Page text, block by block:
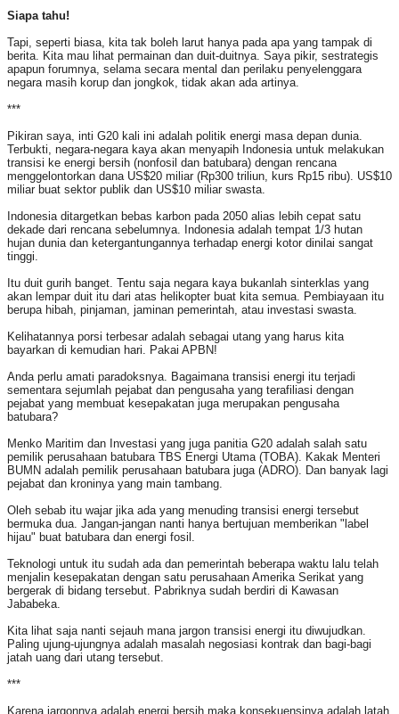
Siapa tahu!
Tapi, seperti biasa, kita tak boleh larut hanya pada apa yang tampak di
berita. Kita mau lihat permainan dan duit-duitnya. Saya pikir, sestrategis
apapun forumnya, selama secara mental dan perilaku penyelenggara
negara masih korup dan jongkok, tidak akan ada artinya.
***
Pikiran saya, inti G20 kali ini adalah politik energi masa depan dunia.
Terbukti, negara-negara kaya akan menyapih Indonesia untuk melakukan
transisi ke energi bersih (nonfosil dan batubara) dengan rencana
menggelontorkan dana US$20 miliar (Rp300 triliun, kurs Rp15 ribu). US$10
miliar buat sektor publik dan US$10 miliar swasta.
Indonesia ditargetkan bebas karbon pada 2050 alias lebih cepat satu
dekade dari rencana sebelumnya. Indonesia adalah tempat 1/3 hutan
hujan dunia dan ketergantungannya terhadap energi kotor dinilai sangat
tinggi.
Itu duit gurih banget. Tentu saja negara kaya bukanlah sinterklas yang
akan lempar duit itu dari atas helikopter buat kita semua. Pembiayaan itu
berupa hibah, pinjaman, jaminan pemerintah, atau investasi swasta.
Kelihatannya porsi terbesar adalah sebagai utang yang harus kita
bayarkan di kemudian hari. Pakai APBN!
Anda perlu amati paradoksnya. Bagaimana transisi energi itu terjadi
sementara sejumlah pejabat dan pengusaha yang terafiliasi dengan
pejabat yang membuat kesepakatan juga merupakan pengusaha
batubara?
Menko Maritim dan Investasi yang juga panitia G20 adalah salah satu
pemilik perusahaan batubara TBS Energi Utama (TOBA). Kakak Menteri
BUMN adalah pemilik perusahaan batubara juga (ADRO). Dan banyak lagi
pejabat dan kroninya yang main tambang.
Oleh sebab itu wajar jika ada yang menuding transisi energi tersebut
bermuka dua. Jangan-jangan nanti hanya bertujuan memberikan "label
hijau" buat batubara dan energi fosil.
Teknologi untuk itu sudah ada dan pemerintah beberapa waktu lalu telah
menjalin kesepakatan dengan satu perusahaan Amerika Serikat yang
bergerak di bidang tersebut. Pabriknya sudah berdiri di Kawasan
Jababeka.
Kita lihat saja nanti sejauh mana jargon transisi energi itu diwujudkan.
Paling ujung-ujungnya adalah masalah negosiasi kontrak dan bagi-bagi
jatah uang dari utang tersebut.
***
Karena jargonnya adalah energi bersih maka konsekuensinya adalah latah